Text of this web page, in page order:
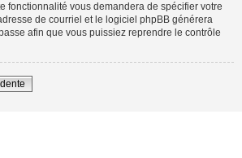
fonctionnalité vous demandera de spécifier votre
de courriel et le logiciel phpBB générera
afin que vous puissiez reprendre le contrôle